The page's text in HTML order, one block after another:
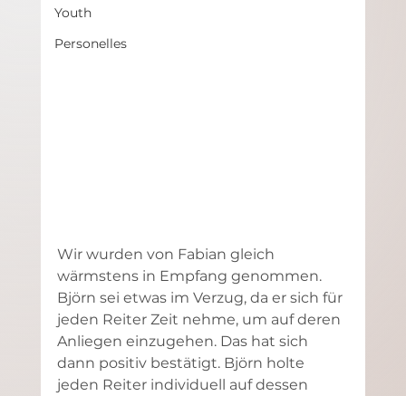
Youth
Personelles
Wir wurden von Fabian gleich
wärmstens in Empfang genommen.
Björn sei etwas im Verzug, da er sich für
jeden Reiter Zeit nehme, um auf deren
Anliegen einzugehen. Das hat sich
dann positiv bestätigt. Björn holte
jeden Reiter individuell auf dessen